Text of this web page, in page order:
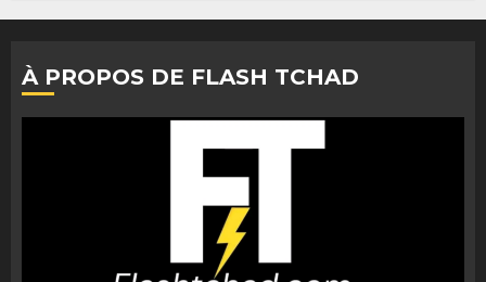
À PROPOS DE FLASH TCHAD